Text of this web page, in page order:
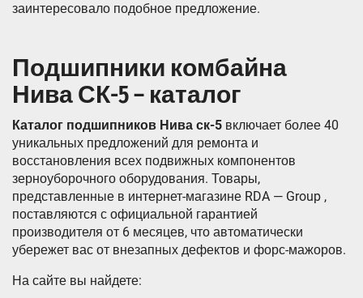
заинтересовало подобное предложение.
Подшипники комбайна
Нива СК-5 – каталог
Каталог подшипников Нива ск-5 включает более 40
уникальных предложений для ремонта и
восстановления всех подвижных компонентов
зерноуборочного оборудования. Товары,
представленные в интернет-магазине RDA — Group ,
поставляются с официальной гарантией
производителя от 6 месяцев, что автоматически
убережет вас от внезапных дефектов и форс-мажоров.
На сайте вы найдете: